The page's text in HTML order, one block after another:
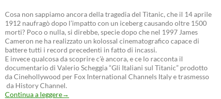
Cosa non sappiamo ancora della tragedia del Titanic, che il 14 aprile
1912 naufragò dopo l’impatto con un iceberg causando oltre 1500
morti? Poco o nulla, si direbbe, specie dopo che nel 1997 James
Cameron ne ha realizzato un kolossal cinematografico capace di
battere tutti i record precedenti in fatto di incassi.
E invece qualcosa da scoprire c’è ancora, e ce lo racconta il
documentario di Valerio Scheggia “Gli Italiani sul Titanic” prodotto
da Cinehollywood per Fox International Channels Italy e trasmesso
da History Channel.
Continua a leggere→